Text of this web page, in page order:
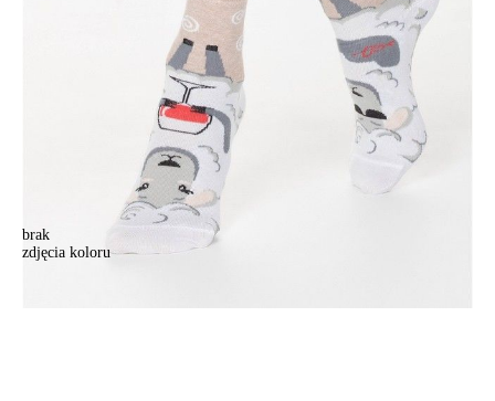
brak
zdjęcia koloru